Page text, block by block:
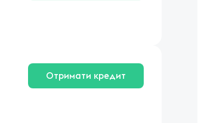
Отримати кредит